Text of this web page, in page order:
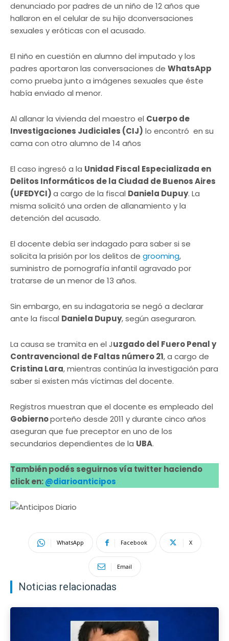
denunciado por padres de un niño de 12 años que
hallaron en el celular de su hijo dconversaciones
sexuales y eróticas con el acusado.
El niño en cuestión en alumno del imputado y los
padres aportaron las conversaciones de WhatsApp
como prueba junto a imágenes sexuales que éste
había enviado al menor.
Al allanar la vivienda del maestro el Cuerpo de
Investigaciones Judiciales (CIJ) lo encontró en su
cama con otro alumno de 14 años
El caso ingresó a la Unidad Fiscal Especializada en
Delitos Informáticos de la Ciudad de Buenos Aires
(UFEDYCI)a cargo de la fiscal Daniela Dupuy. La
misma solicitó una orden de allanamiento y la
detención del acusado.
El docente debía ser indagado para saber si se
solicita la prisión por los delitos de grooming,
suministro de pornografía infantil agravado por
tratarse de un menor de 13 años.
Sin embargo, en su indagatoria se negó a declarar
ante la fiscal Daniela Dupuy, según aseguraron.
La causa se tramita en el Juzgado del Fuero Penal y
Contravencional de Faltas número 21, a cargo de
Cristina Lara, mientras continúa la investigación para
saber si existen más víctimas del docente.
Registros muestran que el docente es empleado del
Gobiernoporteño desde 2011 y durante cinco años
aseguran que fue preceptor en uno de los
secundarios dependientes de la UBA.
También podés seguirnos vía twitter haciendo
click en:@diarioanticipos
WhatsApp Facebook X
Email
Noticias relacionadas